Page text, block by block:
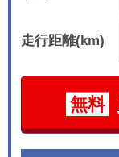
走行距離(km)
無料